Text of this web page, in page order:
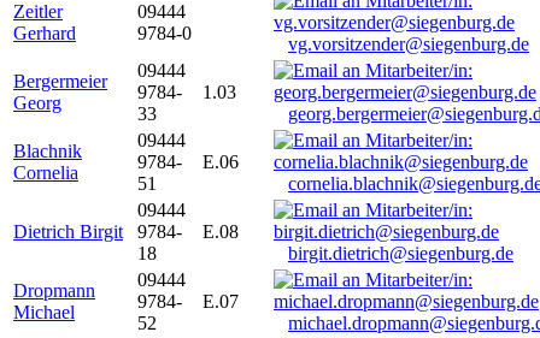
Zeitler
Gerhard
09444
9784-0
vg.vorsitzender@siegenburg.de
Bergermeier
Georg
09444
9784-
33
1.03
Blachnik
Cornelia
09444
9784-
51
E.06
Dietrich Birgit
09444
9784-
18
E.08
birgit.dietrich@siegenburg.de
Dropmann
Michael
09444
9784-
52
E.07